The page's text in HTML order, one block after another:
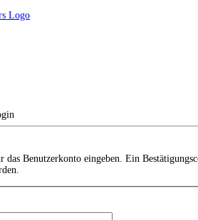
Benutzerkonto eingeben. Ein